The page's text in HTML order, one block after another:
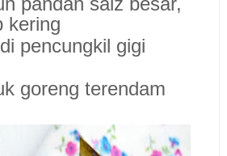
kering
pencungkil gigi
goreng terendam